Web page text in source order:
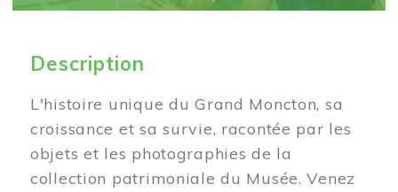
Description
L'histoire unique du Grand Moncton, sa
croissance et sa survie, racontée par les
objets et les photographies de la
collection patrimoniale du Musée. Venez